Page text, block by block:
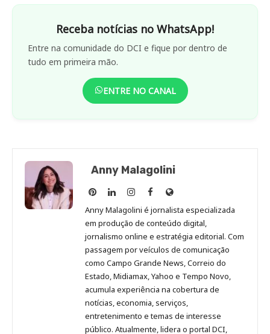
Receba notícias no WhatsApp!
Entre na comunidade do DCI e fique por dentro de
tudo em primeira mão.
ENTRE NO CANAL
Anny Malagolini
Anny
Malagolini
no
Pinterest
Anny
Malagolini
no
LinkedIn
Anny
Malagolini
no
Instagram
Anny
Malagolini
no
Facebook
Site
de
Anny
Malagolini
Anny Malagolini é jornalista especializada
em produção de conteúdo digital,
jornalismo online e estratégia editorial. Com
passagem por veículos de comunicação
como Campo Grande News, Correio do
Estado, Midiamax, Yahoo e Tempo Novo,
acumula experiência na cobertura de
notícias, economia, serviços,
entretenimento e temas de interesse
público. Atualmente, lidera o portal DCI,